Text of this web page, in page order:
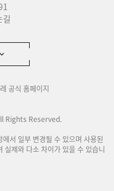
길
공식 홈페이지
Rights Reserved.
서 일부 변경될 수 있으며 사용된
실제와 다소 차이가 있을 수 있습니